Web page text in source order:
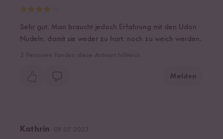
Sehr gut. Man braucht jedoch Erfahrung mit den Udon
Nudeln, damit sie weder zu hart, noch zu weich werden.
Melden
Kathrin